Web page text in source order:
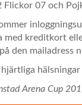
Flickor 07 och
med kreditkort
den mailadress
hälsningar
Arena Cup